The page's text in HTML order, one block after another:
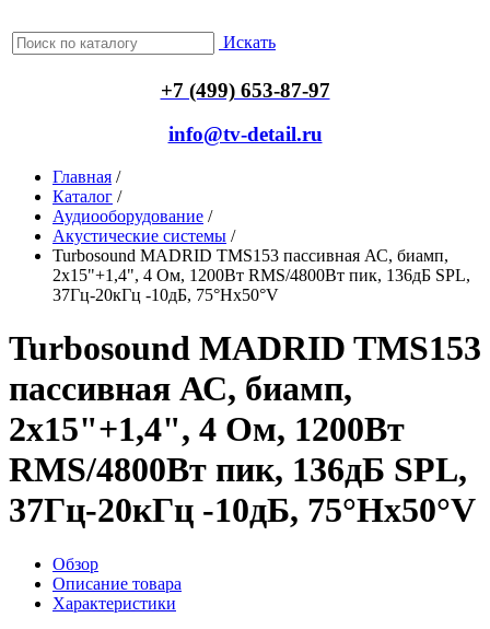
Искать
+7 (499) 653-87-97
info@tv-detail.ru
Главная /
Каталог /
Аудиооборудование /
Акустические системы /
Turbosound MADRID TMS153 пассивная АС, биамп,
2x15"+1,4", 4 Ом, 1200Вт RMS/4800Вт пик, 136дБ SPL,
37Гц-20кГц -10дБ, 75°Hx50°V
Turbosound MADRID TMS153
пассивная АС, биамп,
2x15"+1,4", 4 Ом, 1200Вт
RMS/4800Вт пик, 136дБ SPL,
37Гц-20кГц -10дБ, 75°Hx50°V
Обзор
Описание товара
Характеристики